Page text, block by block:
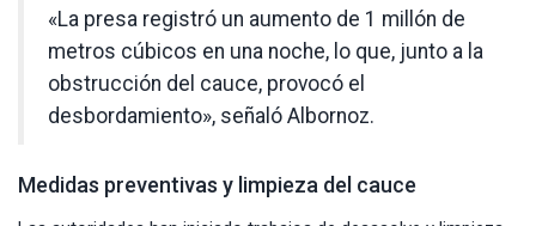
«La presa registró un aumento de 1 millón de
metros cúbicos en una noche, lo que, junto a la
obstrucción del cauce, provocó el
desbordamiento», señaló Albornoz.
Medidas preventivas y limpieza del cauce